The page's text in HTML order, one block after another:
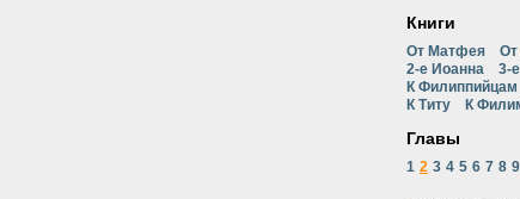
Книги
От Матфея От
2-е Иоанна
3-
К Филиппийцам
К Титу
К
Главы
1 2 3 4 5 6 7 8 9